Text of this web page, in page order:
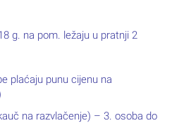
g. na pom. ležaju u pratnji 2
plaćaju punu cijenu na
na razvlačenje) – 3. osoba do